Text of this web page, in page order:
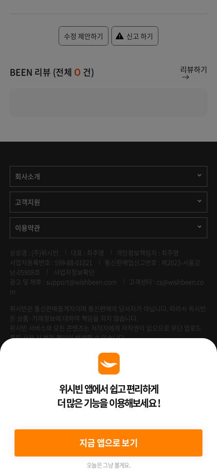
수정 제안하기 신고 하기
BEEN 리뷰 (전체 0 건) 리뷰하기
회사소개
고객지원
이용약관
상호명 : (주)위시빈 대표 : 최주영
개인정보책임자 : 최주영
사업자등록번호 : 599-88-01021
통신판매업신고번호 : 제2023-서울강
남-05908호
사업자정보확인
광고 및 제휴 : support@wishbeen.com
고객센터 : cs@wishbeen.co
m
위시빈은 통신판매중개자이며 통신판매의 당사자가 아닙니다. 따라서 위시빈
은 상품·거래정보에 대하여 책임을 지지 않습니다.
위시빈 서비스의 모든 콘텐츠는 저작자에게 저작권이 있으므로 무단 업로드
혹은 사용 시 법적 책임이 발생할 수 있습니다.
Venture Enterprise위시빈 앱에서 쉽고 편리하게
더 많은 기능을 이용해보세요 !
지금 앱으로 보기
오늘은 그냥 볼게요.